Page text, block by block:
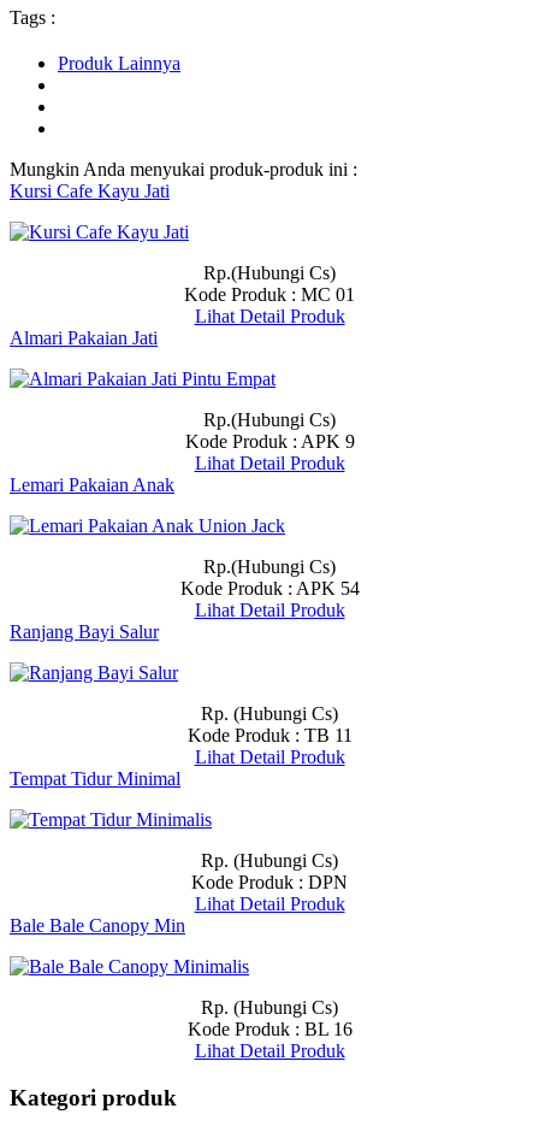
Tags :
Produk Lainnya
Mungkin Anda menyukai produk-produk ini :
Kursi Cafe Kayu Jati
Rp.(Hubungi Cs)
Kode Produk : MC 01
Lihat Detail Produk
Almari Pakaian Jati
Rp.(Hubungi Cs)
Kode Produk : APK 9
Lihat Detail Produk
Lemari Pakaian Anak
Rp.(Hubungi Cs)
Kode Produk : APK 54
Lihat Detail Produk
Ranjang Bayi Salur
Rp. (Hubungi Cs)
Kode Produk : TB 11
Lihat Detail Produk
Tempat Tidur Minimal
Rp. (Hubungi Cs)
Kode Produk : DPN
Lihat Detail Produk
Bale Bale Canopy Min
Rp. (Hubungi Cs)
Kode Produk : BL 16
Lihat Detail Produk
Kategori produk